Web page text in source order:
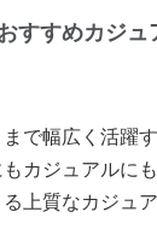
すすめカジ
で幅広く活躍
カジュアルに
上質なカジュ